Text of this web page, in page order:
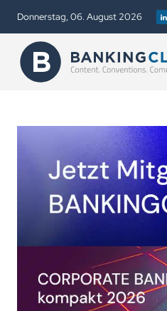
Donnerstag, 06. August 2026